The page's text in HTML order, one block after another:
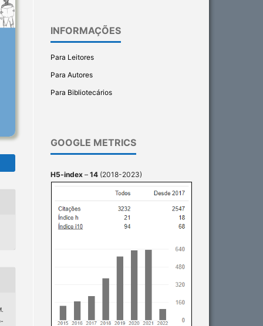
INFORMAÇÕES
Para Leitores
Para Autores
Para Bibliotecários
GOOGLE METRICS
H5-index – 14 (2018-2023)